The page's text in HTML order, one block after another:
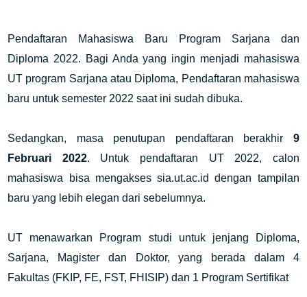
Pendaftaran Mahasiswa Baru Program Sarjana dan
Diploma 2022. Bagi Anda yang ingin menjadi mahasiswa
UT program Sarjana atau Diploma, Pendaftaran mahasiswa
baru untuk semester 2022 saat ini sudah dibuka.
Sedangkan, masa penutupan pendaftaran berakhir 9
Februari 2022. Untuk pendaftaran UT 2022, calon
mahasiswa bisa mengakses sia.ut.ac.id dengan tampilan
baru yang lebih elegan dari sebelumnya.
UT menawarkan Program studi untuk jenjang Diploma,
Sarjana, Magister dan Doktor, yang berada dalam 4
Fakultas (FKIP, FE, FST, FHISIP) dan 1 Program Sertifikat